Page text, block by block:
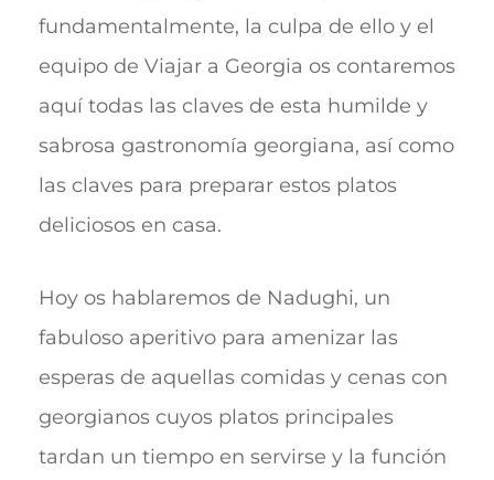
fundamentalmente, la culpa de ello y el
equipo de Viajar a Georgia os contaremos
aquí todas las claves de esta humilde y
sabrosa gastronomía georgiana, así como
las claves para preparar estos platos
deliciosos en casa.
Hoy os hablaremos de Nadughi, un
fabuloso aperitivo para amenizar las
esperas de aquellas comidas y cenas con
georgianos cuyos platos principales
tardan un tiempo en servirse y la función